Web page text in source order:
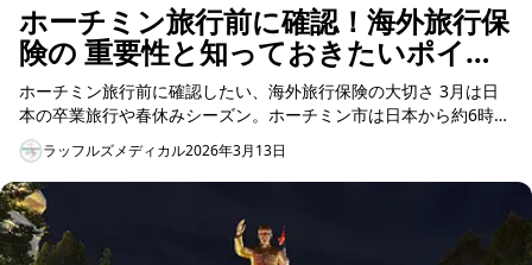
ホーチミン旅行前に確認！海外旅行保
険の 重要性と知っておきたいポイン
ト
ホーチミン旅行前に確認したい、海外旅行保険の大切さ 3月は日
本の卒業旅行や春休みシーズン。ホーチミン市は日本から約6時間
で行ける人気の海外旅行先として、多くの日本...
ラッフルズメディカル2026年3月13日